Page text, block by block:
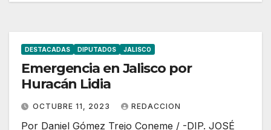
DESTACADAS DIPUTADOS JALISCO
Emergencia en Jalisco por
Huracán Lidia
OCTUBRE 11, 2023 REDACCION
Por Daniel Gómez Trejo Coneme / -DIP. JOSÉ